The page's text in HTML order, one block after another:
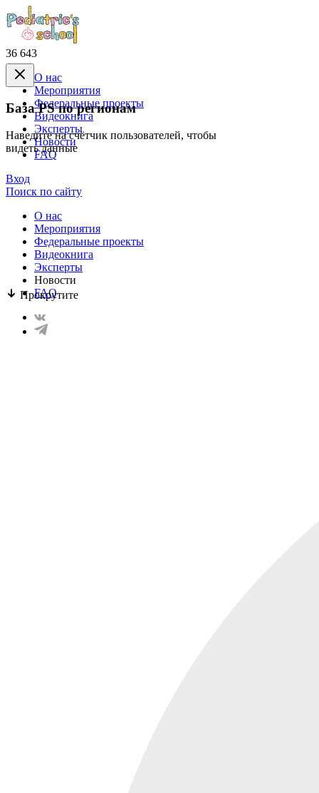
36 643
База PS по регионам
Наведите на счётчик пользователей, чтобы
видеть данные
Прокрутите
О нас
Mероприятия
Федеральные проекты
Видеокнига
Эксперты
Новости
FAQ
Вход
Поиск по сайту
О нас
Mероприятия
Федеральные проекты
Видеокнига
Эксперты
Новости
FAQ